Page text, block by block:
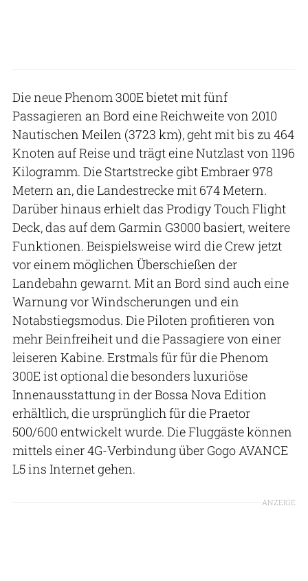
Die neue Phenom 300E bietet mit fünf
Passagieren an Bord eine Reichweite von 2010
Nautischen Meilen (3723 km), geht mit bis zu 464
Knoten auf Reise und trägt eine Nutzlast von 1196
Kilogramm. Die Startstrecke gibt Embraer 978
Metern an, die Landestrecke mit 674 Metern.
Darüber hinaus erhielt das Prodigy Touch Flight
Deck, das auf dem Garmin G3000 basiert, weitere
Funktionen. Beispielsweise wird die Crew jetzt
vor einem möglichen Überschießen der
Landebahn gewarnt. Mit an Bord sind auch eine
Warnung vor Windscherungen und ein
Notabstiegsmodus. Die Piloten profitieren von
mehr Beinfreiheit und die Passagiere von einer
leiseren Kabine. Erstmals für für die Phenom
300E ist optional die besonders luxuriöse
Innenausstattung in der Bossa Nova Edition
erhältlich, die ursprünglich für die Praetor
500/600 entwickelt wurde. Die Fluggäste können
mittels einer 4G-Verbindung über Gogo AVANCE
L5 ins Internet gehen.
ANZEIGE